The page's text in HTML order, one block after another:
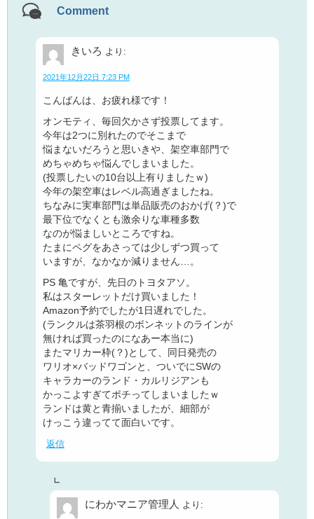
Comment
きいろ より:
2021年12月22日 7:23 PM
こんばんは、お疲れ様です！
オンモティ、毎回欠かさず投票してます。
今年は2つに別れたのでそこまで
悩まないだろうと思いきや、架空車部門で
めちゃめちゃ悩んでしまいました。
(投票したいの10台以上有りましたｗ)
今年の架空車はレベル高過ぎましたね。
ちなみに実車部門は単品販売のおかげ(？)で
最下位でなくとも激余りな車種多数
なのが悩ましいところですね。
たまにペグをあさっては少しずつ買って
いますが、なかなか減りません…。
PS 亀ですが、先日のトヨタアソ。
私はスターレットだけ買いました！
Amazon予約でしたが1日遅れでした。
(ランクルは茶羽根のボンネットのラインが
無ければ買ったのになあー本当に)
またマリカー枠(？)として、同日発売の
ワリオ×バッドワゴンと、ついでにSWの
キャラカーのランド・カルリジアンも
かっこよすぎてポチってしまいましたｗ
ランドは黄と青揃いましたが、細部が
けっこう違ってて面白いです。
返信
にわかマニア管理人 より: